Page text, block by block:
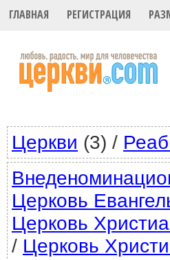
ГЛАВНАЯ РЕГИСТРАЦИЯ
Церкви (3) /
Церковь
Церковь
/ Церковь